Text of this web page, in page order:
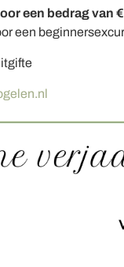
een bedrag van
een